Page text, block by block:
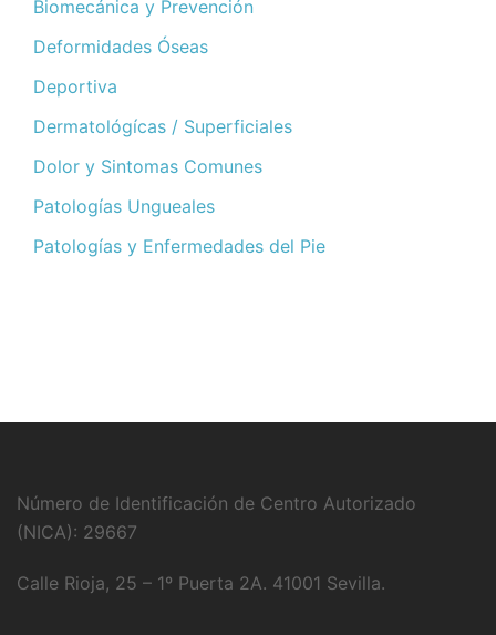
Biomecánica y Prevención
Deformidades Óseas
Deportiva
Dermatológícas / Superficiales
Dolor y Sintomas Comunes
Patologías Ungueales
Patologías y Enfermedades del Pie
Número de Identificación de Centro Autorizado
(NICA): 29667
Calle Rioja, 25 – 1º Puerta 2A. 41001 Sevilla.